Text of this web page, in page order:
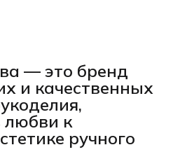
— это бренд
и качественных
к
ручного